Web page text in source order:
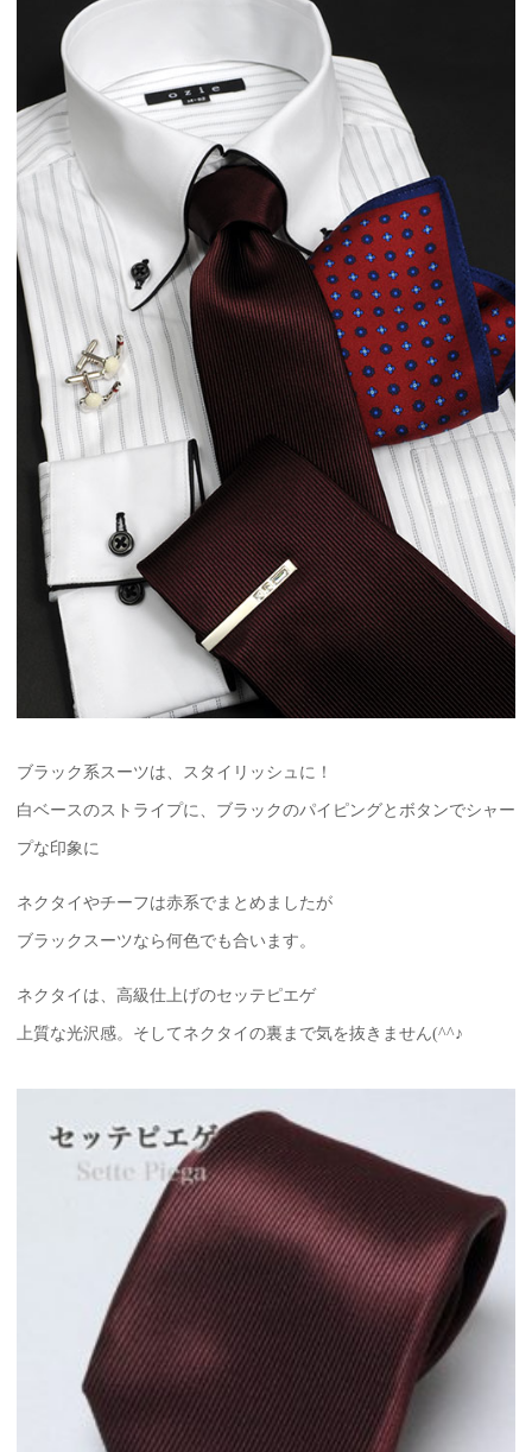
ブラック系スーツは、スタイリッシュに！
白ベースのストライプに、ブラックのパイピングとボタンでシャー
プな印象に
ネクタイやチーフは赤系でまとめましたが
ブラックスーツなら何色でも合います。
ネクタイは、高級仕上げのセッテピエゲ
上質な光沢感。そしてネクタイの裏まで気を抜きません(^^♪